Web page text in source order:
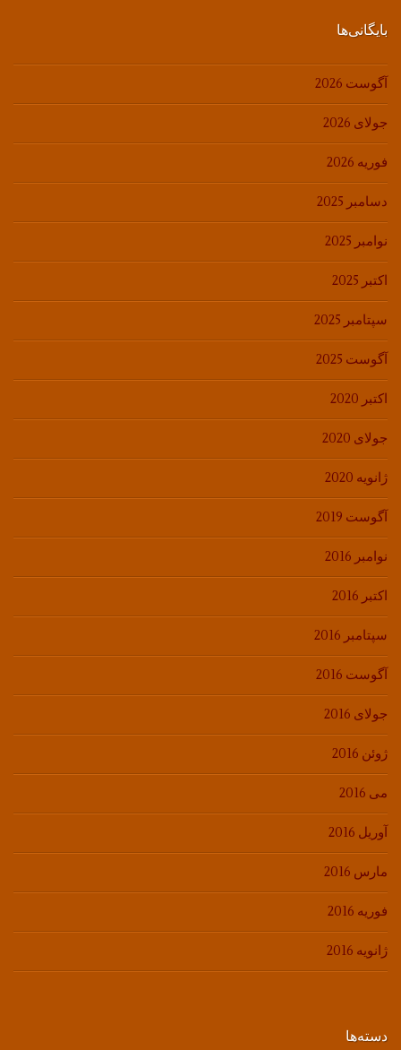
بایگانی‌ها
آگوست 2026
جولای 2026
فوریه 2026
دسامبر 2025
نوامبر 2025
اکتبر 2025
سپتامبر 2025
آگوست 2025
اکتبر 2020
جولای 2020
ژانویه 2020
آگوست 2019
نوامبر 2016
اکتبر 2016
سپتامبر 2016
آگوست 2016
جولای 2016
ژوئن 2016
می 2016
آوریل 2016
مارس 2016
فوریه 2016
ژانویه 2016
دسته‌ها